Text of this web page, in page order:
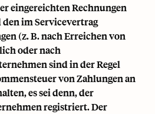
eingereichten Rechnungen
im Servicevertrag
(z. B. nach Erreichen von
oder nach
sind in der Regel
von Zahlungen an
es sei denn, der
registriert. Der